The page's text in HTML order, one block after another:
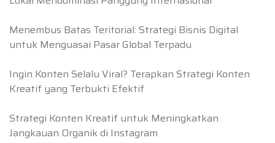
Menembus Batas Teritorial: Strategi Bisnis Digital
untuk Menguasai Pasar Global Terpadu
Ingin Konten Selalu Viral? Terapkan Strategi Konten
Kreatif yang Terbukti Efektif
Strategi Konten Kreatif untuk Meningkatkan
Jangkauan Organik di Instagram